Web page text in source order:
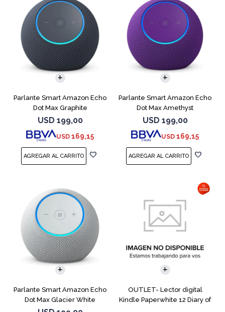
Parlante Smart Amazon Echo
Dot Max Graphite
USD 199,00
USD 169,15
Parlante Smart Amazon Echo
Dot Max Amethyst
USD 199,00
USD 169,15
Parlante Smart Amazon Echo
Dot Max Glacier White
OUTLET- Lector digital
Kindle Paperwhite 12 Diary of